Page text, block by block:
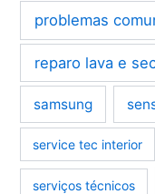
problemas
reparo lava e
samsung
service tec interior
serviços técnicos